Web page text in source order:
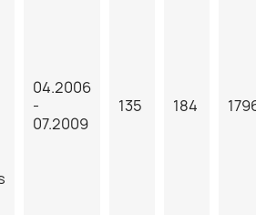
04.2006
-
07.2009
135 184